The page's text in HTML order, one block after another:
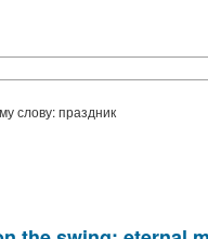
слову: праздник